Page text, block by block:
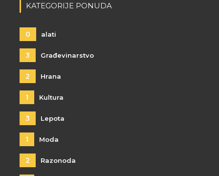
KATEGORIJE PONUDA
0 alati
3 Građevinarstvo
2 Hrana
1 Kultura
3 Lepota
1 Moda
2 Razonoda